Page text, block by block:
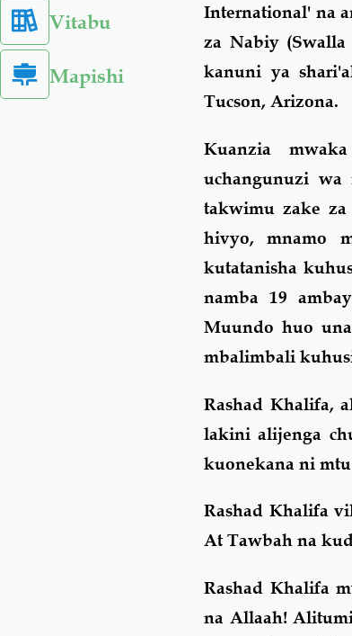
Vitabu
Mapishi
International' na
za Nabiy
kanuni ya
Tucson, Arizona.
Kuanzia
uchangunuzi
takwimu zake za
hivyo, mnamo
kutatanisha
namba 19
Muundo huo
mbalimbali
Rashad Khalifa,
lakini alijenga
kuonekana ni
Rashad Khalifa
At Tawbah na
Rashad Khalifa
na Allaah!